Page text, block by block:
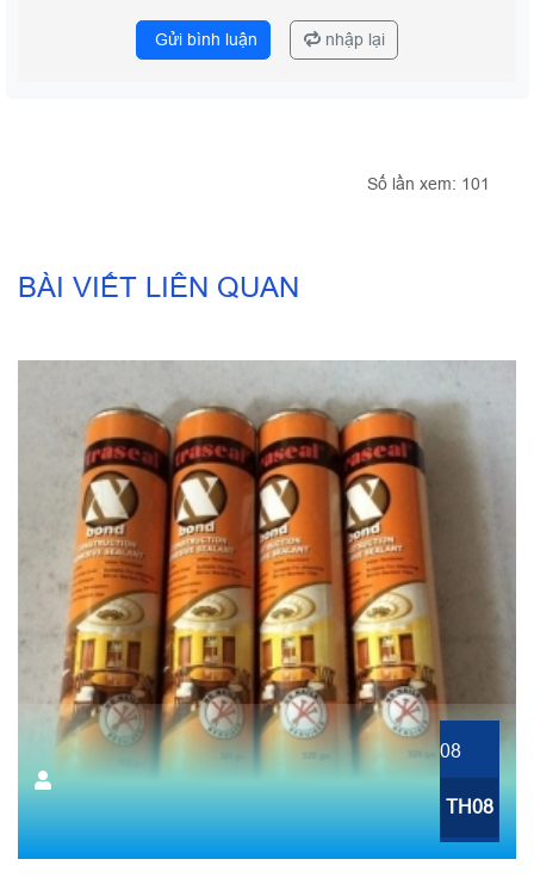
Gửi bình luận nhập lại
Số lần xem: 101
BÀI VIẾT LIÊN QUAN
08
TH08